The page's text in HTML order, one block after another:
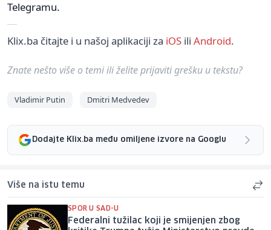
Telegramu.
Klix.ba čitajte i u našoj aplikaciji za iOS ili Android.
Znate nešto više o temi ili želite prijaviti grešku u tekstu?
Vladimir Putin Dmitri Medvedev
Dodajte Klix.ba među omiljene izvore na Googlu
Više na istu temu
SPOR U SAD-U
Federalni tužilac koji je smijenjen zbog